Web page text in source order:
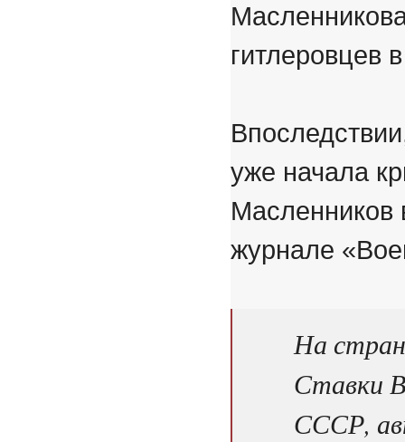
гитлеровцев
уже начала
Масленников
журнале
На
Ставки
СССР,